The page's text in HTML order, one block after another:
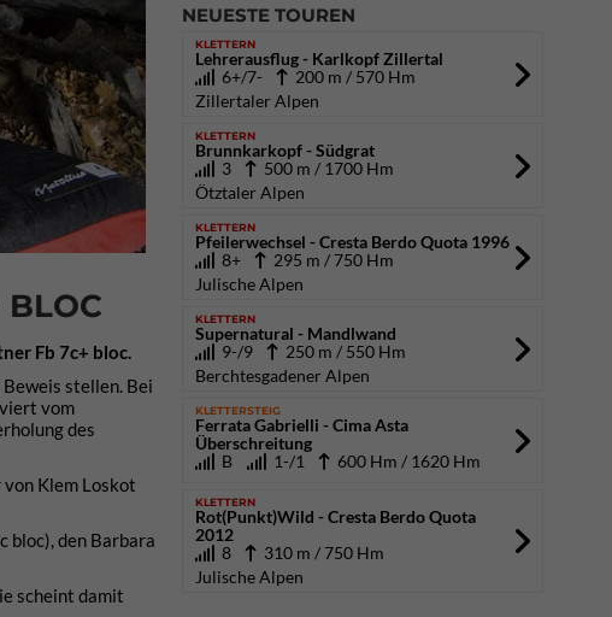
BLOC
Fb 7c+ bloc.
stellen. Bei
vom
des
Klem Loskot
bloc), den Barbara
scheint damit
NEUESTE TOUREN
KLETTERN
Lehrerausflug - Karlkopf Zillertal
6+/7-
200 m / 570 Hm
Zillertaler Alpen
KLETTERN
Brunnkarkopf - Südgrat
3
500 m / 1700 Hm
Ötztaler Alpen
KLETTERN
Pfeilerwechsel - Cresta Berdo Quota 1996
8+
295 m / 750 Hm
Julische Alpen
KLETTERN
Supernatural - Mandlwand
9-/9
250 m / 550 Hm
Berchtesgadener Alpen
KLETTERSTEIG
Ferrata Gabrielli - Cima Asta
Überschreitung
B
1-/1 600 Hm / 1620 Hm
KLETTERN
Rot(Punkt)Wild - Cresta Berdo Quota
2012
8
310 m / 750 Hm
Julische Alpen